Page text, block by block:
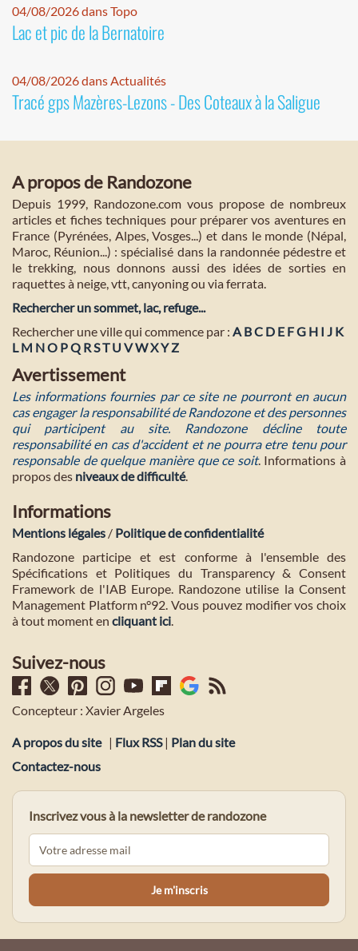
04/08/2026 dans Topo
Lac et pic de la Bernatoire
04/08/2026 dans Actualités
Tracé gps Mazères-Lezons - Des Coteaux à la Saligue
A propos de Randozone
Depuis 1999, Randozone.com vous propose de nombreux
articles et fiches techniques pour préparer vos aventures en
France (Pyrénées, Alpes, Vosges...) et dans le monde (Népal,
Maroc, Réunion...) : spécialisé dans la randonnée pédestre et
le trekking, nous donnons aussi des idées de sorties en
raquettes à neige, vtt, canyoning ou via ferrata.
Rechercher un sommet, lac, refuge...
Rechercher une ville qui commence par : A BC D E FG H I J K
L M NO PQ R ST U VWXY Z
Avertissement
Les informations fournies par ce site ne pourront en aucun
cas engager la responsabilité de Randozone et des personnes
qui participent au site. Randozone décline toute
responsabilité en cas d'accident et ne pourra etre tenu pour
responsable de quelque manière que ce soit. Informations à
propos des niveaux de difficulté.
Informations
Mentions légales / Politique de confidentialité
Randozone participe et est conforme à l'ensemble des
Spécifications et Politiques du Transparency & Consent
Framework de l'IAB Europe. Randozone utilise la Consent
Management Platform n°92. Vous pouvez modifier vos choix
à tout moment en cliquant ici
Suivez-nous
Concepteur : Xavier Argeles
A propos du site | Flux RSS| Plan du site
Contactez-nous
Inscrivez vous à la newsletter de randozone